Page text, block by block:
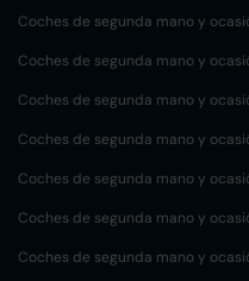
Coches de segunda mano y
Coches de segunda mano y
Coches de segunda mano y
Coches de segunda mano y
Coches de segunda mano y
Coches de segunda mano y
Coches de segunda mano y